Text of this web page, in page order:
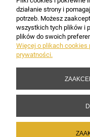
Copyright
działanie strony i
potrzeb. Możesz
wszystkich tych plików i
plików do swoich
Więcej o plikach cookies
prywatności.